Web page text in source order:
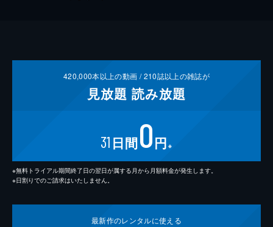
420,000本以上の動画 /210誌以上の雑誌が
見放題 読み放題
31 日間0円 ※
※無料トライアル期間終了日の翌日が属する月から月額料金が発生します。
※日割りでのご請求はいたしません。
最新作のレンタルに使える